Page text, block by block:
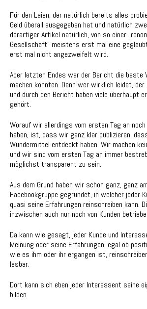
Für den Laien, der natürlich bereits alles
Geld überall ausgegeben hat und natürlich
derartiger Artikel natürlich, von so einer
Gesellschaft“ meistens erst mal eine
erst mal nicht angezweifelt wird.
Aber letzten Endes war der Bericht die beste
machen konnten. Denn wer wirklich leidet,
und durch den Bericht haben viele überhaupt
gehört.
Worauf wir allerdings vom ersten Tag an
haben, ist, dass wir ganz klar publizieren,
Wundermittel entdeckt haben. Wir machen
und wir sind vom ersten Tag an immer
möglichst transparent zu sein.
Aus dem Grund haben wir schon ganz, ganz
Facebookgruppe gegründet, in welcher jeder
quasi seine Erfahrungen reinschreiben kann.
inzwischen auch nur noch von Kunden
Da kann wie gesagt, jeder Kunde und
Meinung oder seine Erfahrungen, egal ob
wie es ihm oder ihr ergangen ist,
lesbar.
Dort kann sich eben jeder Interessent seine
bilden.